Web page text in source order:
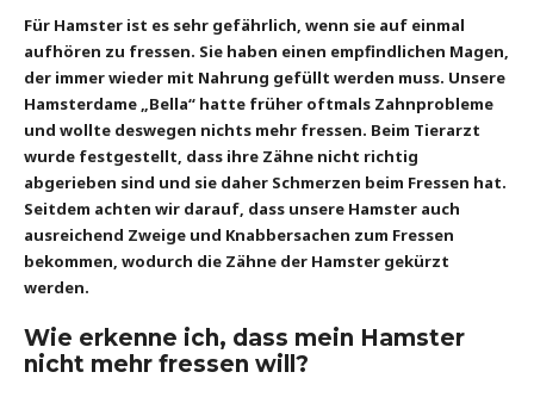
Für Hamster ist es sehr gefährlich, wenn sie auf einmal
aufhören zu fressen. Sie haben einen empfindlichen Magen,
der immer wieder mit Nahrung gefüllt werden muss. Unsere
Hamsterdame „Bella“ hatte früher oftmals Zahnprobleme
und wollte deswegen nichts mehr fressen. Beim Tierarzt
wurde festgestellt, dass ihre Zähne nicht richtig
abgerieben sind und sie daher Schmerzen beim Fressen hat.
Seitdem achten wir darauf, dass unsere Hamster auch
ausreichend Zweige und Knabbersachen zum Fressen
bekommen, wodurch die Zähne der Hamster gekürzt
werden.
Wie erkenne ich, dass mein Hamster
nicht mehr fressen will?